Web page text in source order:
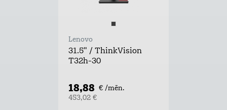
Lenovo
31.5" / ThinkVision
T32h-30
18,88 € /mēn.
453,02 €